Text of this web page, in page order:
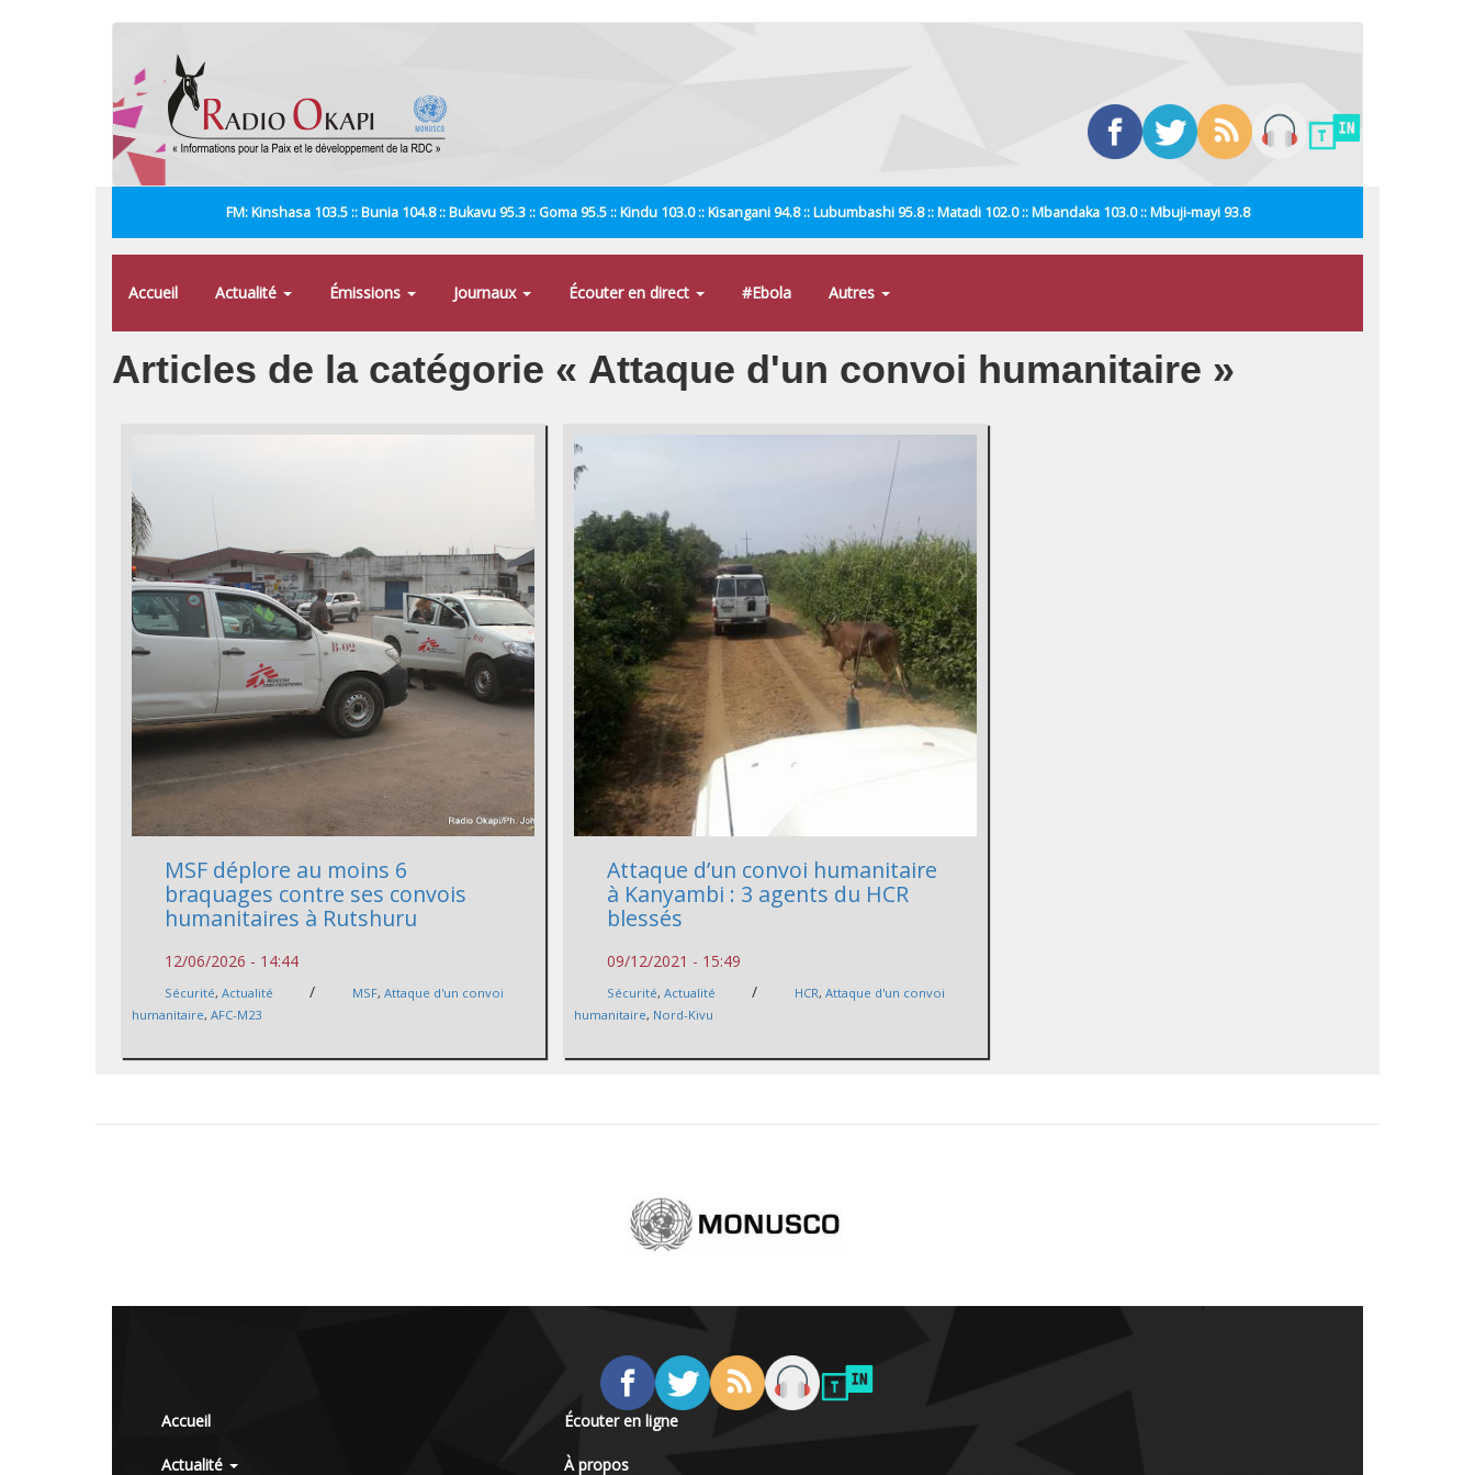
FM: Kinshasa 103.5 :: Bunia 104.8 :: Bukavu 95.3 :: Goma 95.5 :: Kindu 103.0 :: Kisangani 94.8 :: Lubumbashi 95.8 :: Matadi 102.0 :: Mbandaka 103.0 :: Mbuji-mayi 93.8
Accueil Actualité Émissions Journaux Écouter en direct #Ebola Autres
Articles de la catégorie « Attaque d'un convoi humanitaire »
MSF déplore au moins 6
braquages contre ses convois
humanitaires à Rutshuru
12/06/2026 - 14:44
Sécurité,Actualité / MSF,Attaque d'un convoi
humanitaire,AFC-M23
Attaque d’un convoi humanitaire
à Kanyambi : 3 agents du HCR
blessés
09/12/2021 - 15:49
Sécurité,Actualité / HCR,Attaque d'un convoi
humanitaire, Nord-Kivu
Accueil
Actualité
Écouter en ligne
À propos